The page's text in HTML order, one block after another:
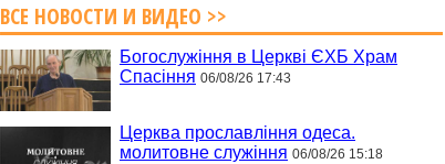
ВСЕ НОВОСТИ И ВИДЕО >>
Богослужіння в Церкві ЄХБ Храм
Спасіння 06/08/26 17:43
Церква прославління одеса.
молитовне служіння 06/08/26 15:18